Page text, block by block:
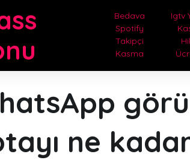
Bedava
Spotify
Takipçi
Kasma
Igtv
ne